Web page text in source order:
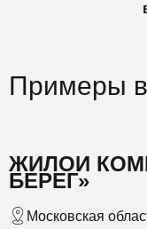
Примеры
ЖИЛОЙ
БЕРЕГ»
Московская